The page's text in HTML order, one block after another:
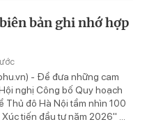
bản ghi nhớ hợp
- Để đưa những cam
nghị Công bố Quy hoạch
Thủ đô Hà Nội tầm nhìn 100
tiến đầu tư năm 2026" ...